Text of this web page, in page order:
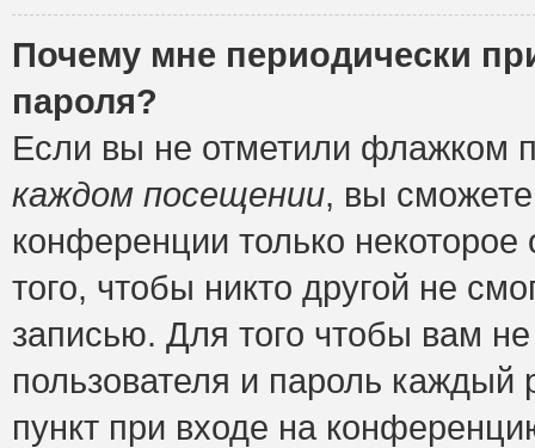
Почему мне периодически
пароля?
Если вы не отметили флажком
каждом посещении, вы
конференции только
того, чтобы никто другой не
записью. Для того чтобы вам
пользователя и пароль
пункт при входе на